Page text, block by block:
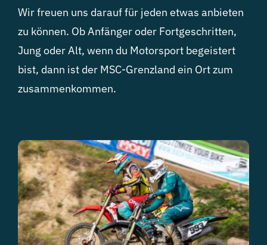
Wir freuen uns darauf für jeden etwas anbieten
zu können. Ob Anfänger oder Fortgeschritten,
Jung oder Alt, wenn du Motorsport begeistert
bist, dann ist der MSC-Grenzland ein Ort zum
zusammenkommen.